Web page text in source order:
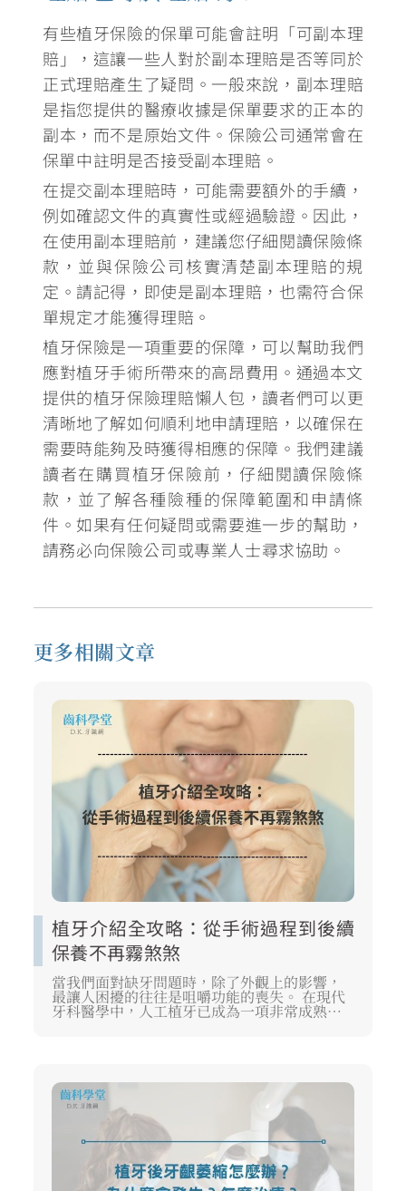
有些植牙保險的保單可能會註明「可副本理
賠」，這讓一些人對於副本理賠是否等同於
正式理賠產生了疑問。一般來說，副本理賠
是指您提供的醫療收據是保單要求的正本的
副本，而不是原始文件。保險公司通常會在
保單中註明是否接受副本理賠。
在提交副本理賠時，可能需要額外的手續，
例如確認文件的真實性或經過驗證。因此，
在使用副本理賠前，建議您仔細閱讀保險條
款，並與保險公司核實清楚副本理賠的規
定。 請記得，即使是副本理賠，也需符合保
單規定才能獲得理賠。
植牙保險是一項重要的保障，可以幫助我們
應對植牙手術所帶來的高昂費用。 通過本文
提供的植牙保險理賠懶人包，讀者們可以更
清晰地了解如何順利地申請理賠，以確保在
需要時能夠及時獲得相應的保障。我們建議
讀者在購買植牙保險前，仔細閱讀保險條
款，並了解各種險種的保障範圍和申請條
件。如果有任何疑問或需要進一步的幫助，
請務必向保險公司或專業人士尋求協助。
更多相關文章
植牙介紹全攻略：從手術過程到後續
保養不再霧煞煞
當我們面對缺牙問題時，除了外觀上的影響，
最讓人困擾的往往是咀嚼功能的喪失。 在現代
牙科醫學中，人工植牙已成為一項非常成熟且
穩定的選擇。 這份植牙介紹旨在幫助你建立正
再是不可逆的遺憾，而是重新開啟健康飲食生
活的契機。